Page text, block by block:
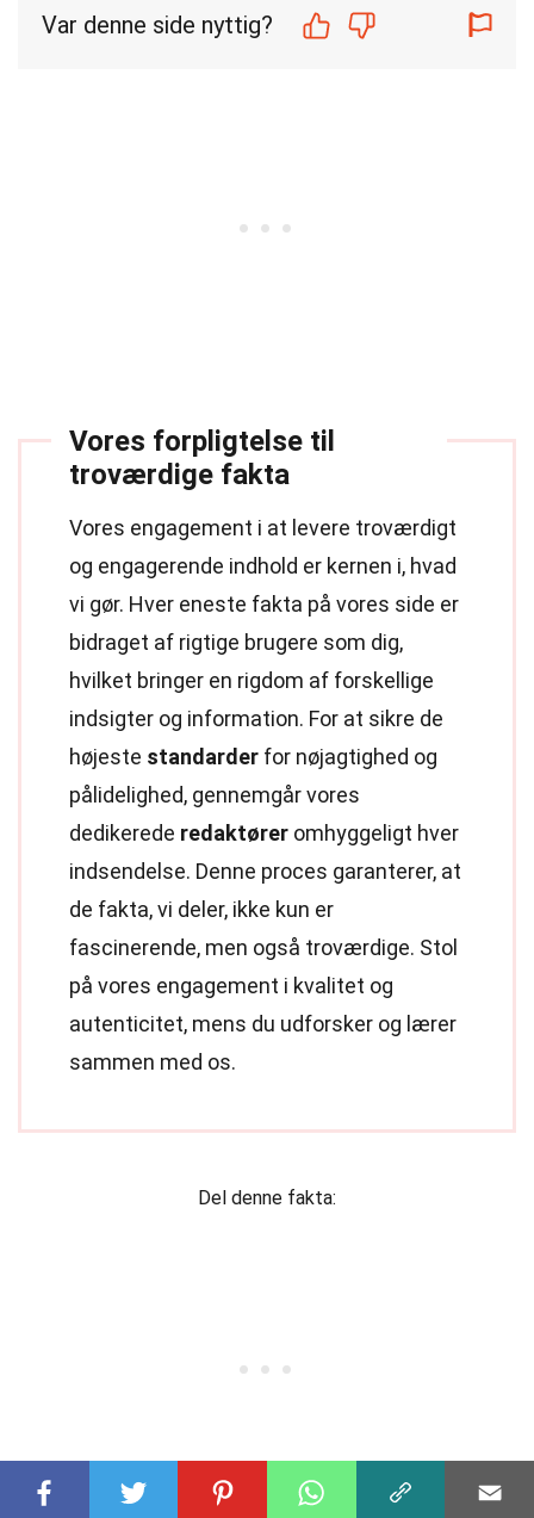
Var denne side nyttig?
Vores forpligtelse til
troværdige fakta
Vores engagement i at levere troværdigt
og engagerende indhold er kernen i, hvad
vi gør. Hver eneste fakta på vores side er
bidraget af rigtige brugere som dig,
hvilket bringer en rigdom af forskellige
indsigter og information. For at sikre de
højeste standarder for nøjagtighed og
pålidelighed, gennemgår vores
dedikerede redaktører omhyggeligt hver
indsendelse. Denne proces garanterer, at
de fakta, vi deler, ikke kun er
fascinerende, men også troværdige. Stol
på vores engagement i kvalitet og
autenticitet, mens du udforsker og lærer
sammen med os.
Del denne fakta: